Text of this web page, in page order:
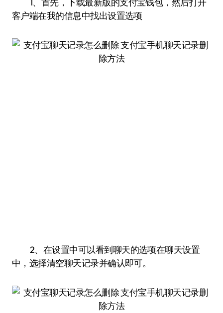
客户端在我的信息中找出设置选项
2、在设置中可以看到聊天的选项在聊天设置
中，选择清空聊天记录并确认即可。